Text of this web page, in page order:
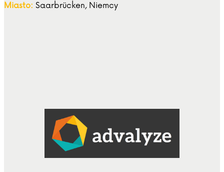
Miasto: Saarbrücken, Niemcy